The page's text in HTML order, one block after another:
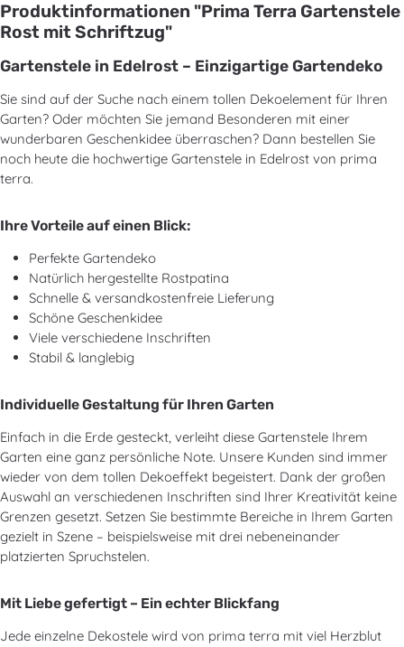
Produktinformationen "Prima Terra Gartenstele
Rost mit Schriftzug"
Gartenstele in Edelrost – Einzigartige Gartendeko
Sie sind auf der Suche nach einem tollen Dekoelement für Ihren
Garten? Oder möchten Sie jemand Besonderen mit einer
wunderbaren Geschenkidee überraschen? Dann bestellen Sie
noch heute die hochwertige Gartenstele in Edelrost von prima
terra.
Ihre Vorteile auf einen Blick:
Perfekte Gartendeko
Natürlich hergestellte Rostpatina
Schnelle & versandkostenfreie Lieferung
Schöne Geschenkidee
Viele verschiedene Inschriften
Stabil & langlebig
Individuelle Gestaltung für Ihren Garten
Einfach in die Erde gesteckt, verleiht diese Gartenstele Ihrem
Garten eine ganz persönliche Note. Unsere Kunden sind immer
wieder von dem tollen Dekoeffekt begeistert. Dank der großen
Auswahl an verschiedenen Inschriften sind Ihrer Kreativität keine
Grenzen gesetzt. Setzen Sie bestimmte Bereiche in Ihrem Garten
gezielt in Szene – beispielsweise mit drei nebeneinander
platzierten Spruchstelen.
Mit Liebe gefertigt – Ein echter Blickfang
Jede einzelne Dekostele wird von prima terra mit viel Herzblut